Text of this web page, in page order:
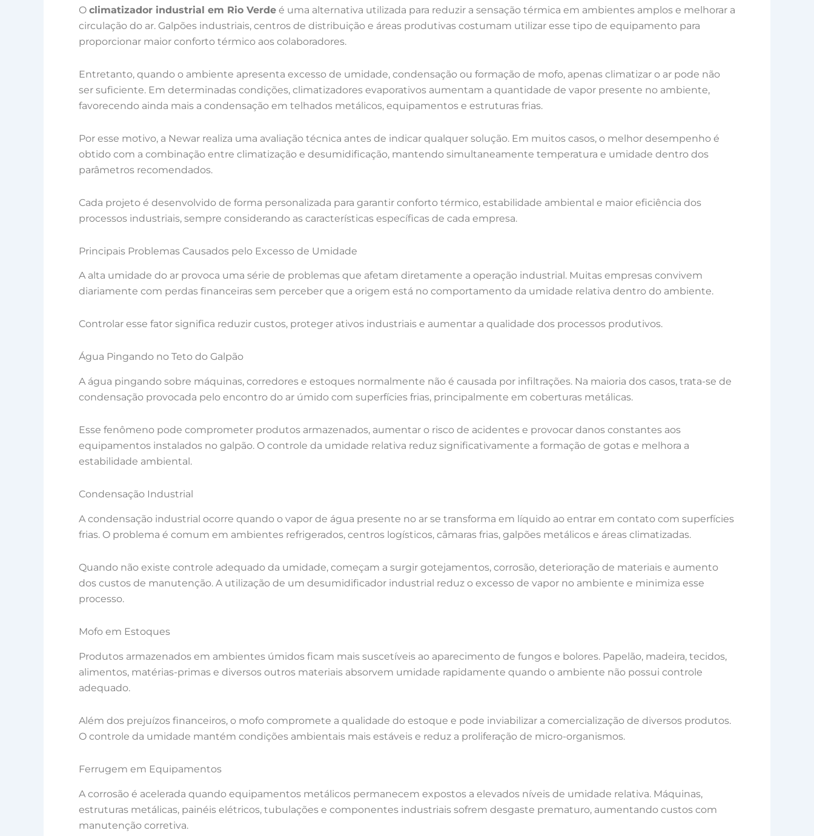
O climatizador industrial em Rio Verde é uma alternativa utilizada para reduzir a sensação térmica em ambientes amplos e melhorar a
circulação do ar. Galpões industriais, centros de distribuição e áreas produtivas costumam utilizar esse tipo de equipamento para
proporcionar maior conforto térmico aos colaboradores.
Entretanto, quando o ambiente apresenta excesso de umidade, condensação ou formação de mofo, apenas climatizar o ar pode não
ser suficiente. Em determinadas condições, climatizadores evaporativos aumentam a quantidade de vapor presente no ambiente,
favorecendo ainda mais a condensação em telhados metálicos, equipamentos e estruturas frias.
Por esse motivo, a Newar realiza uma avaliação técnica antes de indicar qualquer solução. Em muitos casos, o melhor desempenho é
obtido com a combinação entre climatização e desumidificação, mantendo simultaneamente temperatura e umidade dentro dos
parâmetros recomendados.
Cada projeto é desenvolvido de forma personalizada para garantir conforto térmico, estabilidade ambiental e maior eficiência dos
processos industriais, sempre considerando as características específicas de cada empresa.
Principais Problemas Causados pelo Excesso de Umidade
A alta umidade do ar provoca uma série de problemas que afetam diretamente a operação industrial. Muitas empresas convivem
diariamente com perdas financeiras sem perceber que a origem está no comportamento da umidade relativa dentro do ambiente.
Controlar esse fator significa reduzir custos, proteger ativos industriais e aumentar a qualidade dos processos produtivos.
Água Pingando no Teto do Galpão
A água pingando sobre máquinas, corredores e estoques normalmente não é causada por infiltrações. Na maioria dos casos, trata-se de
condensação provocada pelo encontro do ar úmido com superfícies frias, principalmente em coberturas metálicas.
Esse fenômeno pode comprometer produtos armazenados, aumentar o risco de acidentes e provocar danos constantes aos
equipamentos instalados no galpão. O controle da umidade relativa reduz significativamente a formação de gotas e melhora a
estabilidade ambiental.
Condensação Industrial
A condensação industrial ocorre quando o vapor de água presente no ar se transforma em líquido ao entrar em contato com superfícies
frias. O problema é comum em ambientes refrigerados, centros logísticos, câmaras frias, galpões metálicos e áreas climatizadas.
Quando não existe controle adequado da umidade, começam a surgir gotejamentos, corrosão, deterioração de materiais e aumento
dos custos de manutenção. A utilização de um desumidificador industrial reduz o excesso de vapor no ambiente e minimiza esse
processo.
Mofo em Estoques
Produtos armazenados em ambientes úmidos ficam mais suscetíveis ao aparecimento de fungos e bolores. Papelão, madeira, tecidos,
alimentos, matérias-primas e diversos outros materiais absorvem umidade rapidamente quando o ambiente não possui controle
adequado.
Além dos prejuízos financeiros, o mofo compromete a qualidade do estoque e pode inviabilizar a comercialização de diversos produtos.
O controle da umidade mantém condições ambientais mais estáveis e reduz a proliferação de micro-organismos.
Ferrugem em Equipamentos
A corrosão é acelerada quando equipamentos metálicos permanecem expostos a elevados níveis de umidade relativa. Máquinas,
estruturas metálicas, painéis elétricos, tubulações e componentes industriais sofrem desgaste prematuro, aumentando custos com
manutenção corretiva.